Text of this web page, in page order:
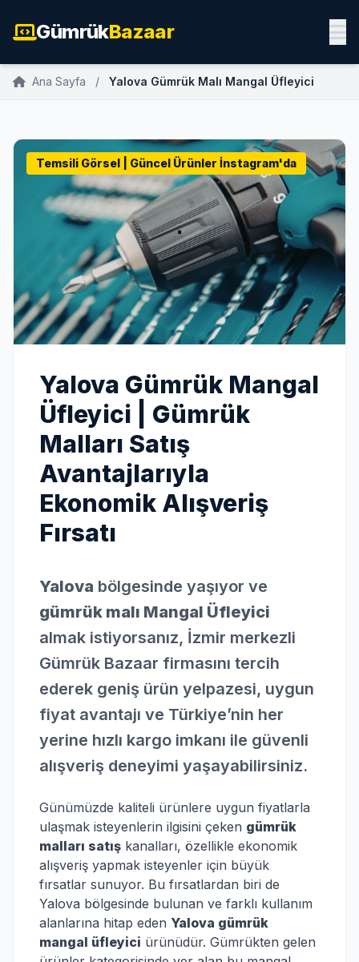
GümrükBazaar
Ana Sayfa / Yalova Gümrük Malı Mangal Üfleyici
Temsili Görsel | Güncel Ürünler İnstagram'da
Yalova Gümrük Mangal
Üfleyici | Gümrük
Malları Satış
Avantajlarıyla
Ekonomik Alışveriş
Fırsatı
Yalova bölgesinde yaşıyor ve
gümrük malı Mangal Üfleyici
almak istiyorsanız, İzmir merkezli
Gümrük Bazaar firmasını tercih
ederek geniş ürün yelpazesi, uygun
fiyat avantajı ve Türkiye’nin her
yerine hızlı kargo imkanı ile güvenli
alışveriş deneyimi yaşayabilirsiniz.
Günümüzde kaliteli ürünlere uygun fiyatlarla
ulaşmak isteyenlerin ilgisini çeken gümrük
malları satış kanalları, özellikle ekonomik
alışveriş yapmak isteyenler için büyük
fırsatlar sunuyor. Bu fırsatlardan biri de
Yalova bölgesinde bulunan ve farklı kullanım
alanlarına hitap eden Yalova gümrük
mangal üfleyici ürünüdür. Gümrükten gelen